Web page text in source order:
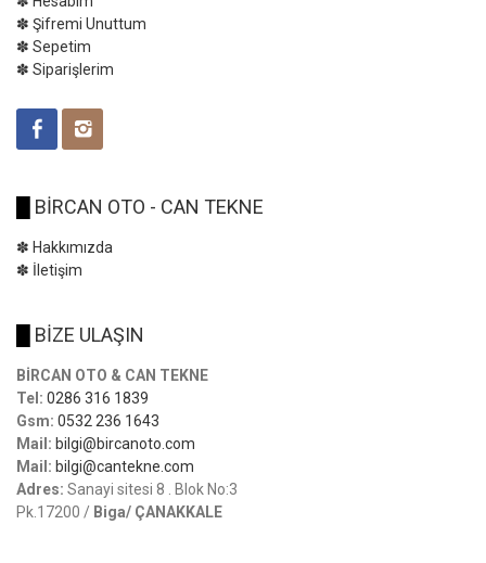
✽ Şifremi Unuttum
✽ Sepetim
✽ Siparişlerim
BİRCAN OTO - CAN TEKNE
✽ Hakkımızda
✽ İletişim
BİZE ULAŞIN
BİRCAN OTO & CAN TEKNE
Tel: 0286 316 1839
Gsm: 0532 236 1643
Mail: bilgi@bircanoto.com
Mail: bilgi@cantekne.com
Adres: Sanayi sitesi 8 . Blok No:3
Pk.17200 / Biga/ ÇANAKKALE